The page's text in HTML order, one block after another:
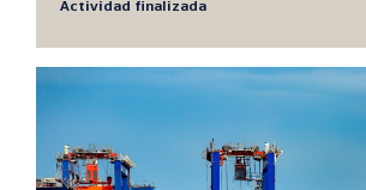
Actividad finalizada